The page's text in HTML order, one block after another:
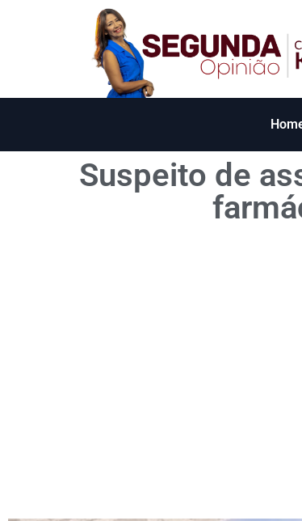
Suspeito de